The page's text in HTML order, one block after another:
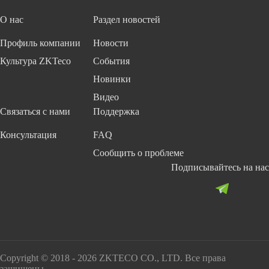
О нас
Профиль компании
Культура ZKTeco
Раздел новостей
Новости
События
Новинки
Видео
Связаться с нами
Консультация
Поддержка
FAQ
Сообщить о проблеме
Подписывайтесь на нас
Copyright © 2018 - 2026 ZKTECO CO., LTD. Все права